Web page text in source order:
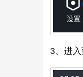
3、进